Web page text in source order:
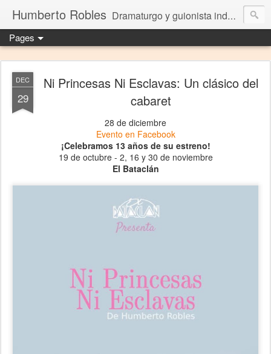
Humberto Robles Dramaturgo y guionista independiente
Pages
DEC
29
Ni Princesas Ni Esclavas: Un clásico del
cabaret
28 de diciembre
Evento en Facebook
¡Celebramos 13 años de su estreno!
19 de octubre - 2, 16 y 30 de noviembre
El Bataclán